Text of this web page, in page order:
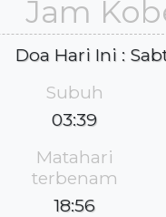
Jam
Doa Hari Ini :
Subuh
03:39
Matahari
terbenam
18:56